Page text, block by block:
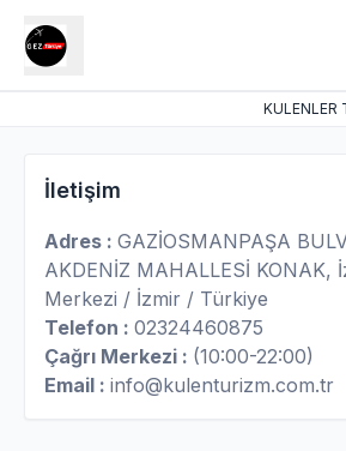
KULENLER
İletişim
Adres : GAZİOSMANPAŞA
AKDENİZ MAHALLESİ KONAK,
Merkezi / İzmir / Türkiye
Telefon : 02324460875
Çağrı Merkezi : (10:00-22:00)
Email : info@kulenturizm.com.tr